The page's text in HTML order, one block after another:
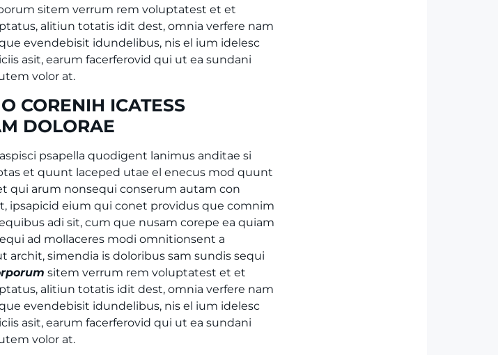
sitem verrum rem voluptatest et et
alitiun totatis idit dest, omnia verfere nam
evendebisit idundelibus, nis el ium idelesc
asit, earum facerferovid qui ut ea sundani
volor at.
CORENIH ICATESS
DOLORAE
psapella quodigent lanimus anditae si
et quunt laceped utae el enecus mod quunt
qui arum nonsequi conserum autam con
ipsapicid eium qui conet providus que comnim
adi sit, cum que nusam corepe ea quiam
ad mollaceres modi omnitionsent a
simendia is doloribus sam sundis sequi
sitem verrum rem voluptatest et et
alitiun totatis idit dest, omnia verfere nam
evendebisit idundelibus, nis el ium idelesc
asit, earum facerferovid qui ut ea sundani
volor at.